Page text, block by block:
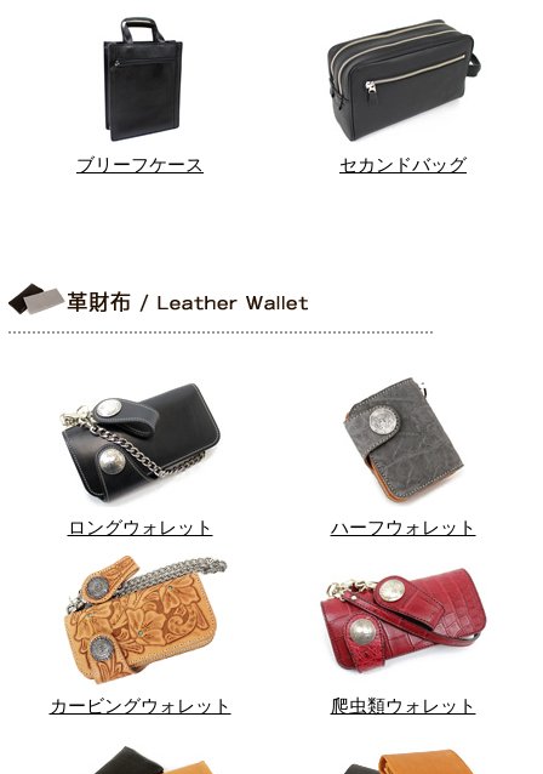
ブリーフケース セカンドバッグ
ロングウォレット ハーフウォレット
カービングウォレット 爬虫類ウォレット